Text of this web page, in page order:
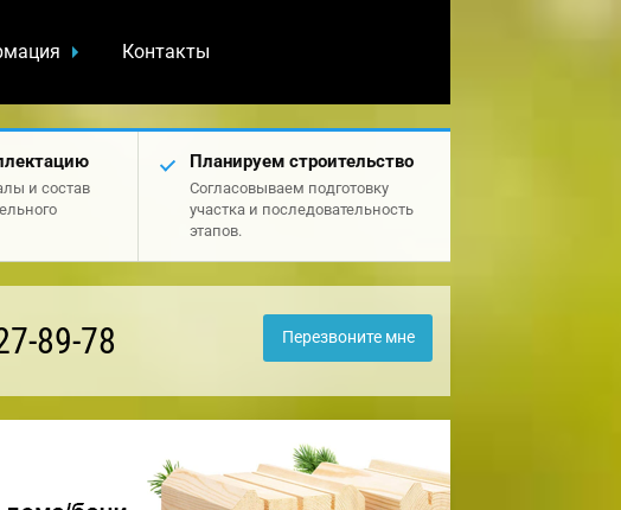
Контакты
и состав
Планируем строительство
Согласовываем подготовку
участка и последовательность
этапов.
89-78 Перезвоните мне